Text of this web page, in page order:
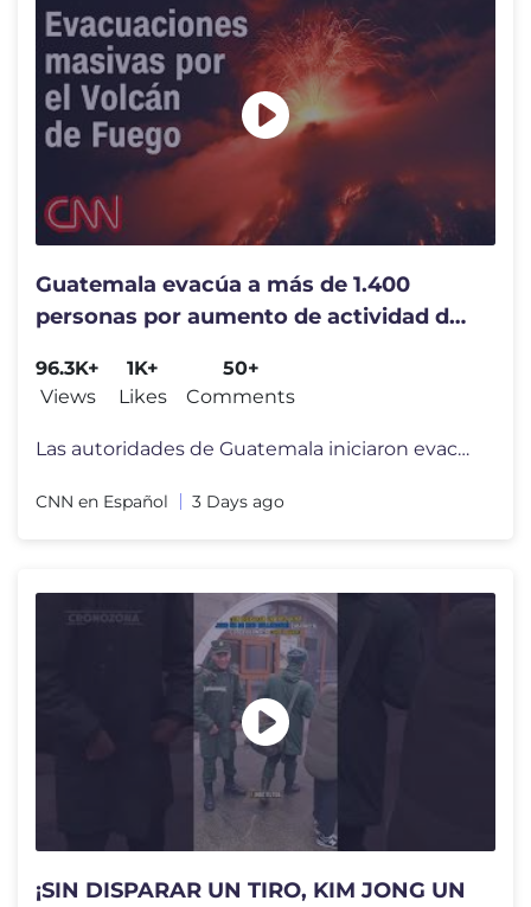
Guatemala evacúa a más de 1.400
personas por aumento de actividad del
96.3K+
Views
1K+
Likes
50+
Comments
Las autoridades de Guatemala iniciaron evacuaciones preventivas de dec
CNN en Español 3 Days ago
¡SIN DISPARAR UN TIRO, KIM JONG UN